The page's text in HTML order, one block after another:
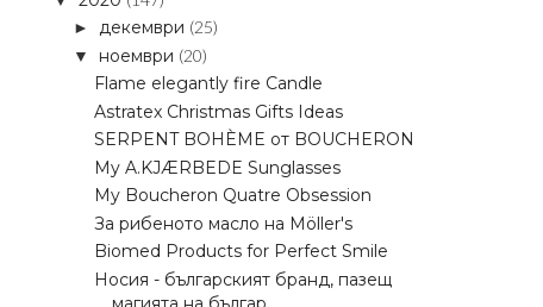
► декември (25)
▼ ноември (20)
Flame elegantly fire Candle
Astratex Christmas Gifts Ideas
SERPENT BOHÈME от BOUCHERON
My A.KJÆRBEDE Sunglasses
My Boucheron Quatre Obsession
За рибеното масло на Möller's
Biomed Products for Perfect Smile
Носия - българският бранд, пазещ